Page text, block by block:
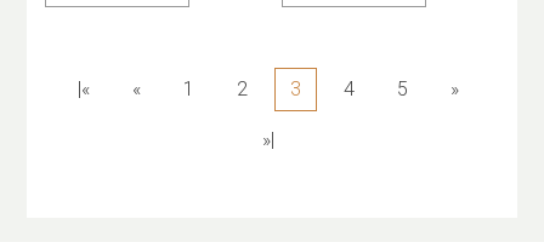
|« « 1 2 3 4 5 »
»|